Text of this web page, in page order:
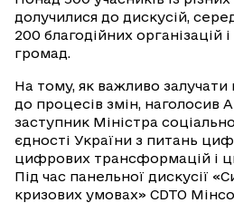
долучилися до дискусій,
200 благодійних організацій
громад.
На тому, як важливо
до процесів змін, наголосив
заступник Міністра
єдності України з питань
цифрових трансформацій і
Під час панельної дискусії
кризових умовах» CDTO